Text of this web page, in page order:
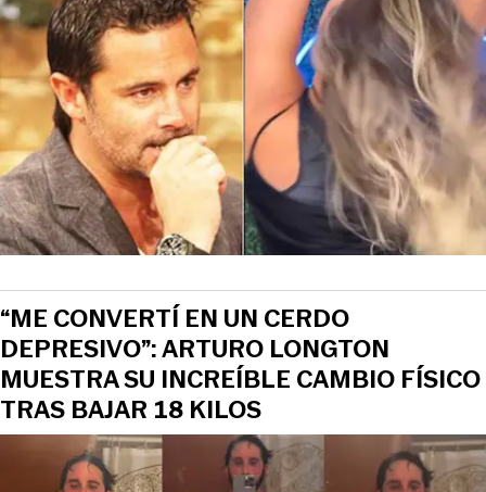
“ME CONVERTÍ EN UN CERDO
DEPRESIVO”: ARTURO LONGTON
MUESTRA SU INCREÍBLE CAMBIO FÍSICO
TRAS BAJAR 18 KILOS